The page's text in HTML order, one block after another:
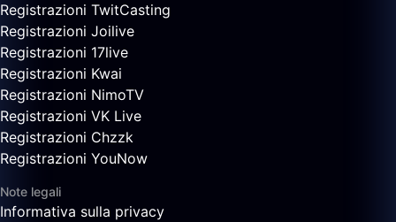
Registrazioni TwitCasting
Registrazioni Joilive
Registrazioni 17live
Registrazioni Kwai
Registrazioni NimoTV
Registrazioni VK Live
Registrazioni Chzzk
Registrazioni YouNow
Note legali
Informativa sulla privacy